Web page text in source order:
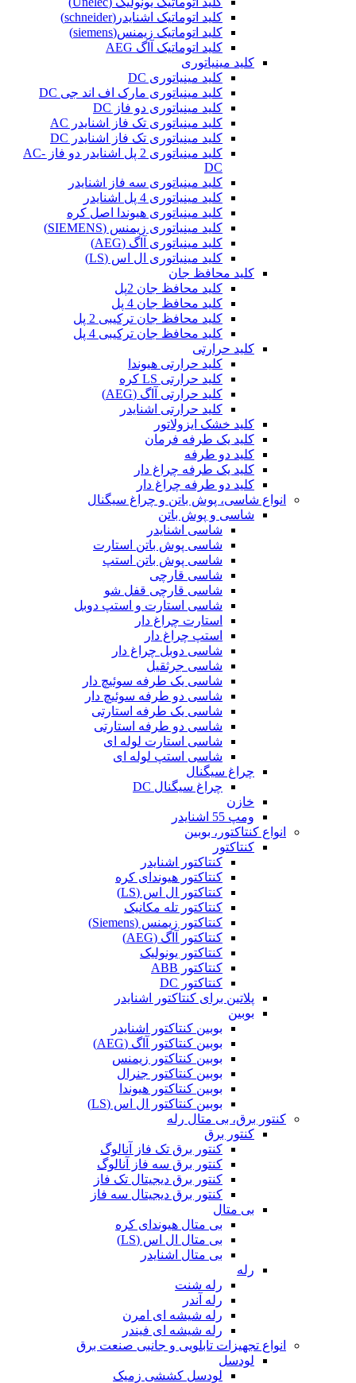
کلید اتوماتیک اشنایدر(schneider)
کلید اتوماتیک زیمنس(siemens)
کلید اتوماتیک آاگ AEG
کلید مینیاتوری
کلید مینیاتوری DC
کلید مینیاتوری مارک اف اند جی DC
کلید مینیاتوری دو فاز DC
کلید مینیاتوری تک فاز اشنایدر AC
کلید مینیاتوری تک فاز اشنایدر DC
کلید مینیاتوری 2 پل اشنایدر دو فاز AC-
DC
کلید مینیاتوری سه فاز اشنایدر
کلید مینیاتوری 4 پل اشنایدر
کلید مینیاتوری هیوندا اصل کره
کلید مینیاتوری زیمنس (SIEMENS)
کلید مینیاتوری آاگ (AEG)
کلید مینیاتوری ال اس (LS)
کلید محافظ جان
کلید محافظ جان 2پل
کلید محافظ جان 4 پل
کلید محافظ جان ترکیبی 2 پل
کلید محافظ جان ترکیبی 4 پل
کلید حرارتی
کلید حرارتی هیوندا
کلید حرارتی LS کره
کلید حرارتی آاگ (AEG)
کلید حرارتی اشنایدر
کلید خشک ایزولاتور
کلید یک طرفه فرمان
کلید دو طرفه
کلید یک طرفه چراغ دار
کلید دو طرفه چراغ دار
انواع شاسی، پوش باتن و چراغ سیگنال
شاسی و پوش باتن
شاسی اشنایدر
شاسی پوش باتن استارت
شاسی پوش باتن استپ
شاسی قارچی
شاسی قارچی قفل شو
شاسی استارت و استپ دوبل
استارت چراغ دار
استپ چراغ دار
شاسی دوبل چراغ دار
شاسی جرثقیل
شاسی یک طرفه سوئیچ دار
شاسی دو طرفه سوئیچ دار
شاسی یک طرفه استارتی
شاسی دو طرفه استارتی
شاسی استارت لوله ای
شاسی استپ لوله ای
چراغ سیگنال
چراغ سیگنال DC
خازن
ومپ 55 اشنایدر
انواع کنتاکتور، بوبین
کنتاکتور
کنتاکتور اشنایدر
کنتاکتور هیوندای کره
کنتاکتور ال اس (LS)
کنتاکتور تله مکانیک
کنتاکتور زیمنس (Siemens)
کنتاکتور آاگ (AEG)
کنتاکتور یونولیک
کنتاکتور ABB
کنتاکتور DC
پلاتین برای کنتاکتور اشنایدر
بوبین
بوبین کنتاکتور اشنایدر
بوبین کنتاکتور آاگ (AEG)
بوبین کنتاکتور زیمنس
بوبین کنتاکتور جنرال
بوبین کنتاکتور هیوندا
بوبین کنتاکتور ال اس (LS)
کنتور برق، بی متال رله
کنتور برق
کنتور برق تک فاز آنالوگ
کنتور برق سه فاز آنالوگ
کنتور برق دیجیتال تک فاز
کنتور برق دیجیتال سه فاز
بی متال
بی متال هیوندای کره
بی متال ال اس (LS)
بی متال اشنایدر
رله
رله شنت
رله آندر
رله شیشه ای امرن
رله شیشه ای فیندر
انواع تجهیزات تابلویی و جانبی صنعت برق
لودسل
لودسل کششی زمیک